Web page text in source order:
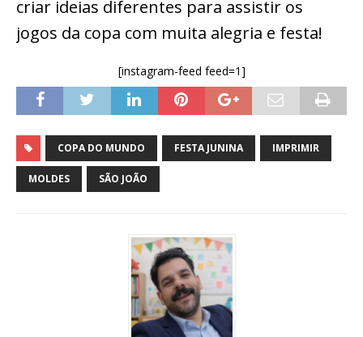
criar ideias diferentes para assistir os
jogos da copa com muita alegria e festa!
[instagram-feed feed=1]
COPA DO MUNDO FESTA JUNINA IMPRIMIR
MOLDES SÃO JOÃO